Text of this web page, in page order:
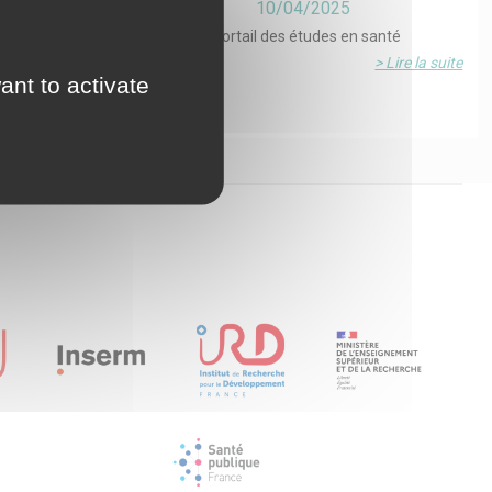
pourquoi
10/04/2025
FReSH, le portail des études en santé
> Lire la suite
to activate